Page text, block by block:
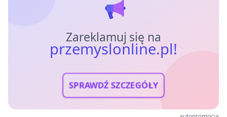
Zareklamuj się na
przemyslonline.pl!
SPRAWDŹ SZCZEGÓŁY